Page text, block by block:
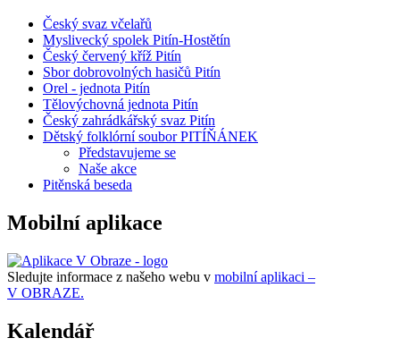
Český svaz včelařů
Myslivecký spolek Pitín-Hostětín
Český červený kříž Pitín
Sbor dobrovolných hasičů Pitín
Orel - jednota Pitín
Tělovýchovná jednota Pitín
Český zahrádkářský svaz Pitín
Dětský folklórní soubor PITÍŇÁNEK
Představujeme se
Naše akce
Pitěnská beseda
Mobilní aplikace
Sledujte informace z našeho webu v mobilní aplikaci –
V OBRAZE.
Kalendář